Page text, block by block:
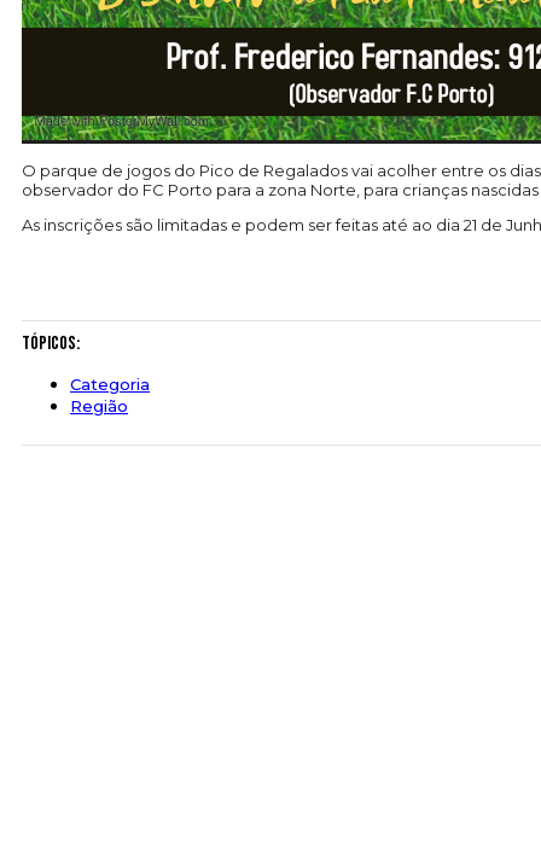
O parque de jogos do Pico de Regalados vai acolher entre os
observador do FC Porto para a zona Norte, para crianças
As inscrições são limitadas e podem ser feitas até ao dia 21 de
Tópicos:
Categoria
Região